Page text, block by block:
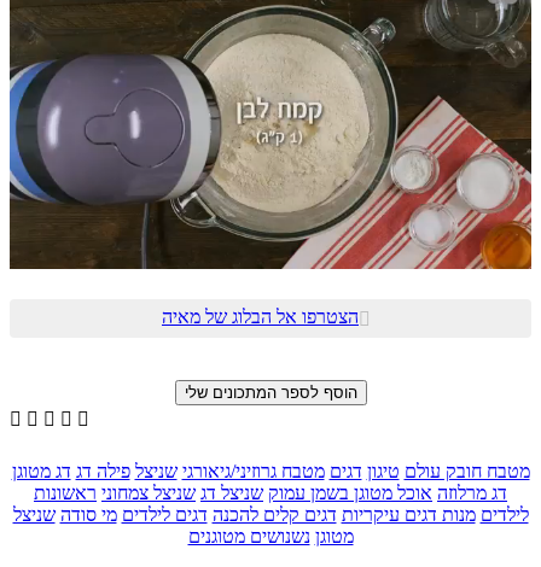
הצטרפו אל הבלוג של מאיה
    
מטבח חובק עולם טיגון דגים מטבח גרוזיני/גיאורגי שניצל פילה דג דג מטוגן
דג מרלוזה אוכל מטוגן בשמן עמוק שניצל דג שניצל צמחוני ראשונות
לילדים מנות דגים עיקריות דגים קלים להכנה דגים לילדים מי סודה שניצל
מטוגן נשנושים מטוגנים